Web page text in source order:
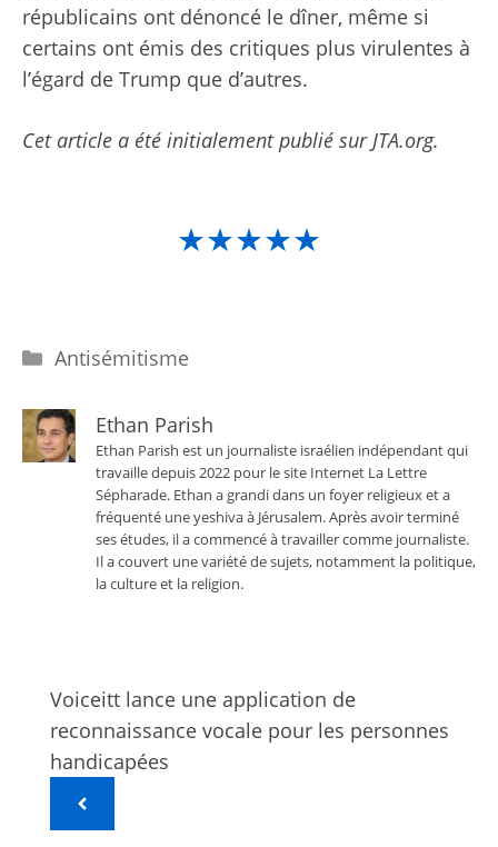
républicains ont dénoncé le dîner, même si
certains ont émis des critiques plus virulentes à
l’égard de Trump que d’autres.
Cet article a été initialement publié sur JTA.org.
★★★★★
Catégories
Antisémitisme
Ethan Parish
Ethan Parish est un journaliste israélien indépendant qui
travaille depuis 2022 pour le site Internet La Lettre
Sépharade. Ethan a grandi dans un foyer religieux et a
fréquenté une yeshiva à Jérusalem. Après avoir terminé
ses études, il a commencé à travailler comme journaliste.
Il a couvert une variété de sujets, notamment la politique,
la culture et la religion.
Voiceitt lance une application de
reconnaissance vocale pour les personnes
handicapées